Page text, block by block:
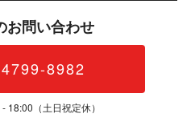
問 い 合 わ せ
8982
（土日 祝 定 休 ）